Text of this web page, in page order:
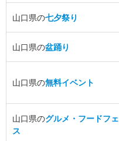
山口県の七夕祭り
山口県の盆踊り
山口県の無料イベント
山口県のグルメ・フードフェ
ス